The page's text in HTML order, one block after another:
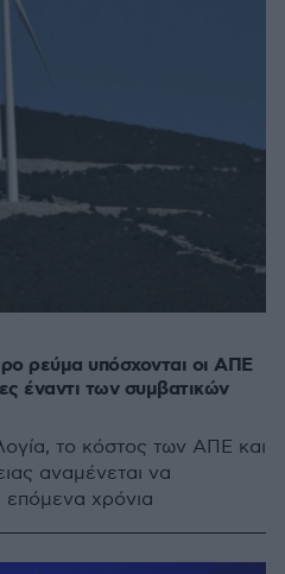
ρεύμα υπόσχονται οι ΑΠΕ
έναντι των συμβατικών
το κόστος των ΑΠΕ και
αναμένεται να
επόμενα χρόνια